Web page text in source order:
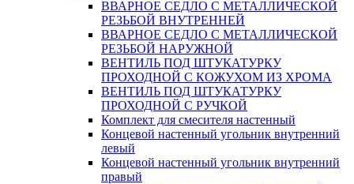
ВВАРНОЕ СЕДЛО С МЕТАЛЛИЧЕСКОЙ
РЕЗЬБОЙ ВНУТРЕННЕЙ
ВВАРНОЕ СЕДЛО С МЕТАЛЛИЧЕСКОЙ
РЕЗЬБОЙ НАРУЖНОЙ
ВЕНТИЛЬ ПОД ШТУКАТУРКУ
ПРОХОДНОЙ С КОЖУХОМ ИЗ ХРОМА
ВЕНТИЛЬ ПОД ШТУКАТУРКУ
ПРОХОДНОЙ С РУЧКОЙ
Комплект для смесителя настенный
Концевой настенный угольник внутренний
левый
Концевой настенный угольник внутренний
правый